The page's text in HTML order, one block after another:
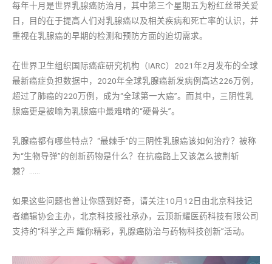
每年十月是世界乳腺癌防治月，其中第三个星期五为粉红丝带关爱
日，目的在于提高人们对乳腺癌以及相关疾病和死亡率的认识，并
重视在乳腺癌的早期的检测和预防方面的迫切需求。
在世界卫生组织国际癌症研究机构（IARC）2021年2月发布的全球
最新癌症负担数据中，2020年全球乳腺癌新发病例高达226万例，
超过了肺癌的220万例，成为“全球第一大癌”。而其中，三阴性乳
腺癌更是被喻为乳腺癌中最难啃的“硬骨头”。
乳腺癌都有哪些特点？“最棘手”的三阴性乳腺癌该如何治疗？被称
为“生物导弹”的创新药物是什么？在抗癌路上又该怎么披荆斩
棘？……
如果这些问题也曾让你感到好奇，请关注10月12日由北京科技记
者编辑协会主办，北京科技报社承办，云顶新耀医药科技有限公司
支持的“科学之声 耀你精彩，乳腺癌防治与药物科技创新”活动。